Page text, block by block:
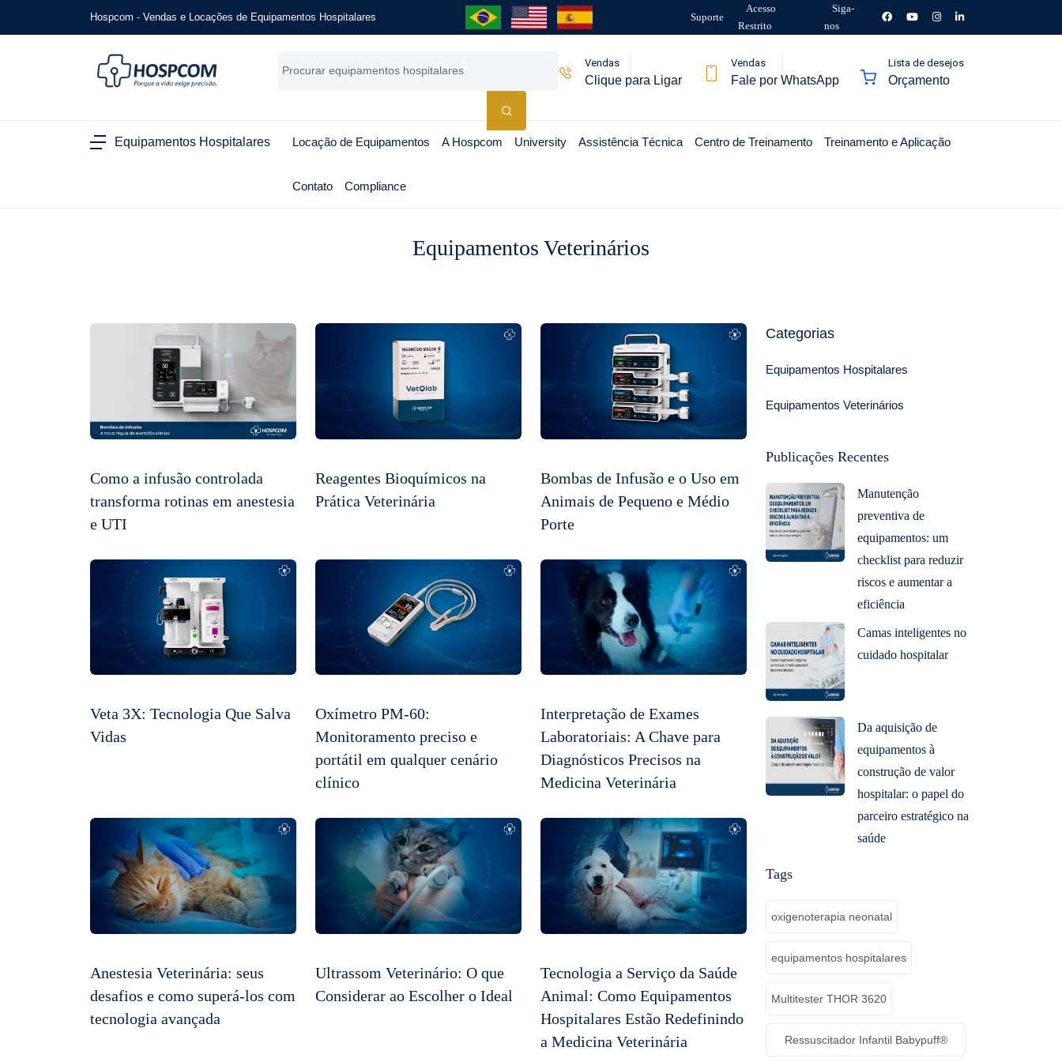
Hospcom - Vendas e Locações de Equipamentos Hospitalares Suporte
Acesso
Restrito
Siga-
nos
Vendas
Clique para Ligar
Vendas
Fale por WhatsApp
Lista de desejos
Orçamento
Equipamentos Hospitalares Locação de Equipamentos A Hospcom University Assistência Técnica Centro de Treinamento Treinamento e Aplicação
Contato Compliance
Equipamentos Veterinários
Como a infusão controlada
transforma rotinas em anestesia
e UTI
Reagentes Bioquímicos na
Prática Veterinária
Bombas de Infusão e o Uso em
Animais de Pequeno e Médio
Porte
Veta 3X: Tecnologia Que Salva
Vidas
Oxímetro PM-60:
Monitoramento preciso e
portátil em qualquer cenário
clínico
Interpretação de Exames
Laboratoriais: A Chave para
Diagnósticos Precisos na
Medicina Veterinária
Anestesia Veterinária: seus
desafios e como superá-los com
tecnologia avançada
Ultrassom Veterinário: O que
Considerar ao Escolher o Ideal
Tecnologia a Serviço da Saúde
Animal: Como Equipamentos
Hospitalares Estão Redefinindo
a Medicina Veterinária
Categorias
Equipamentos Hospitalares
Equipamentos Veterinários
Publicações Recentes
Manutenção
preventiva de
equipamentos: um
checklist para reduzir
riscos e aumentar a
eficiência
Camas inteligentes no
cuidado hospitalar
Da aquisição de
equipamentos à
construção de valor
hospitalar: o papel do
parceiro estratégico na
saúde
Tags
oxigenoterapia neonatal
equipamentos hospitalares
Multitester THOR 3620
Ressuscitador Infantil Babypuff®